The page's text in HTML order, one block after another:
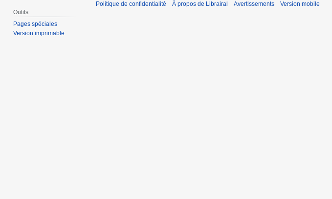
Outils
Pages spéciales
Version imprimable
Politique de confidentialité À propos de Librairal Avertissements Version mobile